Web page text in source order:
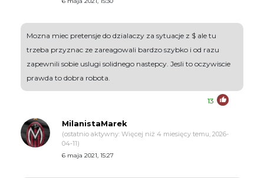
Mozna miec pretensje do dzialaczy za sytuacje z $ ale tu
trzeba przyznac ze zareagowali bardzo szybko i od razu
zapewnili sobie uslugi solidnego nastepcy. Jesli to oczywiscie
prawda to dobra robota.
13
MilanistaMarek
(ostatnio aktywny: Więcej niż 4 miesięcy temu, 2026-
04-11)
6 maja 2021, 15:27